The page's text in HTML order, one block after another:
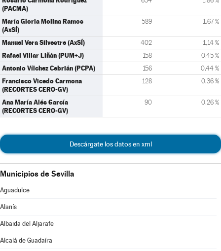
(PACMA)
María Gloria Molina Ramos
(AxSÍ)
589 1,67 %
Manuel Vera Silvestre (AxSÍ) 402 1,14 %
Rafael Villar Liñán (PUM+J) 158 0,45 %
Antonio Vílchez Cebrián (PCPA) 156 0,44 %
Francisco Vicedo Carmona
(RECORTES CERO-GV)
128 0,36 %
Ana María Alés García
(RECORTES CERO-GV)
90 0,26 %
Descárgate los datos en xml
Municipios de Sevilla
Aguadulce
Alanís
Albaida del Aljarafe
Alcalá de Guadaíra